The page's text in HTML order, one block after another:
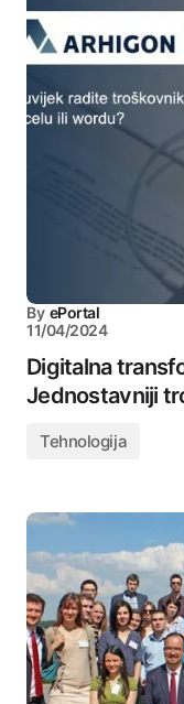
By ePortal
11/04/2024
Digitalna
Jednostavniji
Tehnologija